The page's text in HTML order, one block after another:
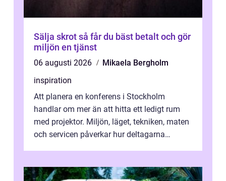
Sälja skrot så får du bäst betalt och gör
miljön en tjänst
06 augusti 2026
Mikaela Bergholm
inspiration
Att planera en konferens i Stockholm
handlar om mer än att hitta ett ledigt rum
med projektor. Miljön, läget, tekniken, maten
och servicen påverkar hur deltagarna